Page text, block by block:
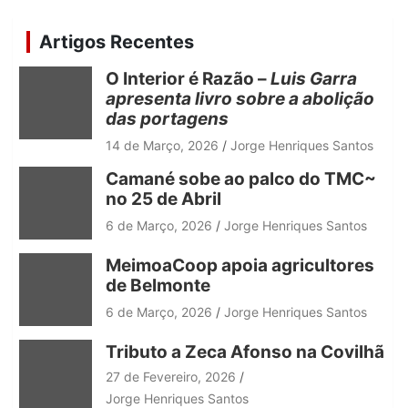
c
h
Artigos Recentes
O Interior é Razão –Luis Garra
apresenta livro sobre a abolição
das portagens
14 de Março, 2026 Jorge Henriques Santos
Camané sobe ao palco do TMC~
no 25 de Abril
6 de Março, 2026 Jorge Henriques Santos
MeimoaCoop apoia agricultores
de Belmonte
6 de Março, 2026 Jorge Henriques Santos
Tributo a Zeca Afonso na Covilhã
27 de Fevereiro, 2026
Jorge Henriques Santos